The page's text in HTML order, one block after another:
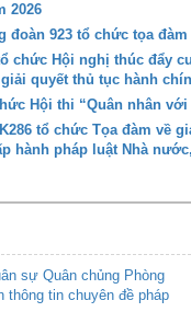
2026
đoàn 923 tổ chức tọa
chức Hội nghị thúc đẩy
quyết thủ tục hành
Hội thi “Quân nhân
tổ chức Tọa đàm về
hành pháp luật Nhà
sự Quân chủng Phòng
thông tin chuyên đề pháp